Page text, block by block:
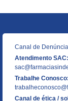
Canal de
Atendimento SAC:
Trabalhe Conosco:
Canal de ética /